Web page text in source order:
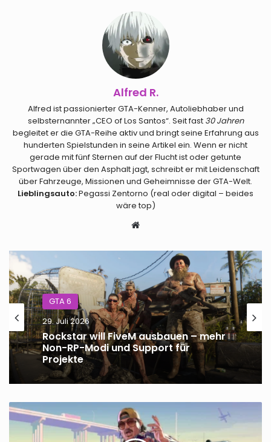
Alfred R.
Alfred ist passionierter GTA-Kenner, Autoliebhaber und
selbsternannter „CEO of Los Santos“. Seit fast 30 Jahren
begleitet er die GTA-Reihe aktiv und bringt seine Erfahrung aus
hunderten Spielstunden in seine Artikel ein. Wenn er nicht
gerade mit fünf Sternen auf der Flucht ist oder getunte
Sportwagen über den Asphalt jagt, schreibt er mit Leidenschaft
über Fahrzeuge, Missionen und Geheimnisse der GTA-Welt.
Lieblingsauto:Pegassi Zentorno (real oder digital – beides
wäre top)
GTA 6
29. Juli 2026
Rockstar will FiveM ausbauen – mehr
Non-RP-Modi und Support für
Projekte
GTA
6
Online